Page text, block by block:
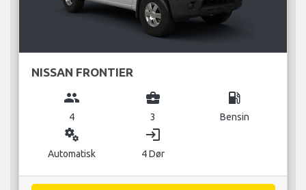
NISSAN FRONTIER
group
4
business_center
3
local_gas_station
Bensin
miscellaneous_services
Automatisk
login
4 Dør